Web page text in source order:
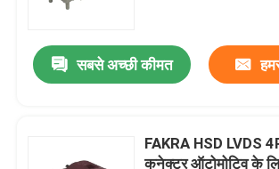
फकरा एंटीना एडाप्टर
फकरा एचएसडी केबल
सबसे अच्छी कीमत
FAKRA HSD LVDS
कनेक्टर ऑटोमोटिव के